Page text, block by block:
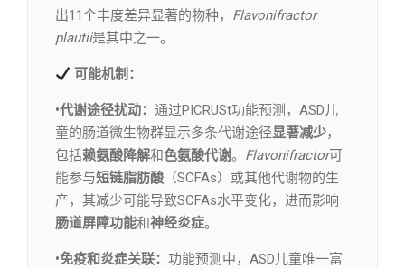
出11个丰度差异显著的物种， Flavonifractor
plautii是其中之一。
可能机制：
•代谢途径扰动： 通过PICRUSt功能预测，ASD儿
童的肠道微生物群显示多条代谢途径显著减少，
包括赖氨酸降解和色氨酸代谢。 Flavonifractor可
能参与短链脂肪酸 （SCFAs）或其他代谢物的生
产，其减少可能导致SCFAs水平变化，进而影响
肠道屏障功能和神经炎症。
•免疫和炎症关联： 功能预测中，ASD儿童唯一富